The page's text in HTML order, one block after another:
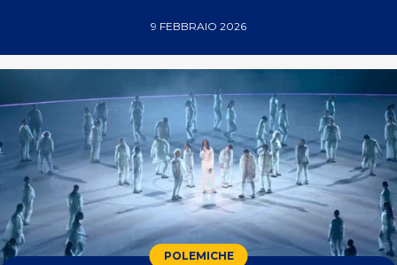
9 FEBBRAIO 2026
POLEMICHE